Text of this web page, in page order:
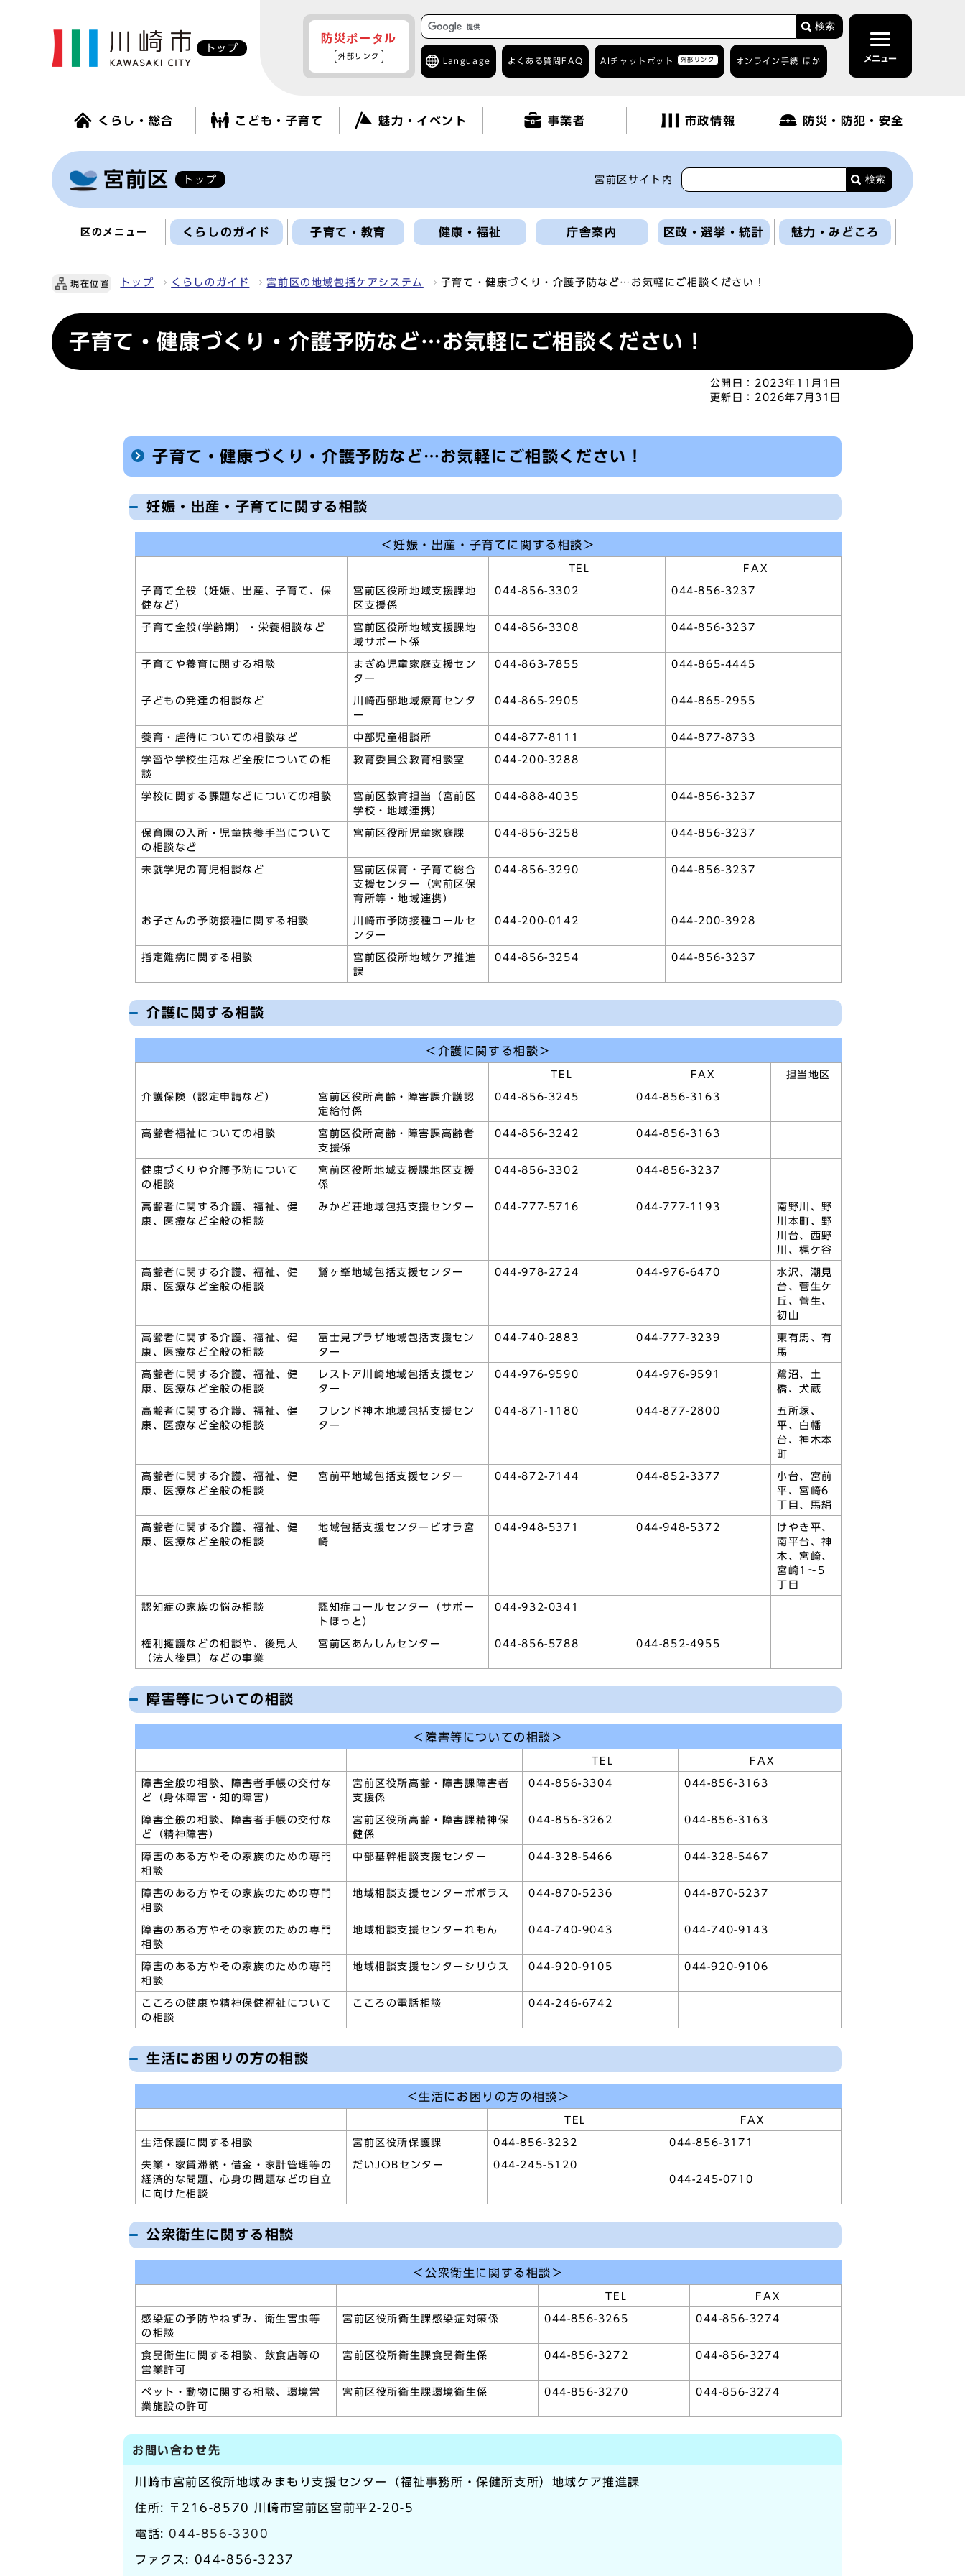
トップ
防災ポータル
外部リンク
検索
Language よくある質問 FAQ AIチャットボット 外部リンク オンライン手続 ほか メニュー
くらし・総合 こども・子育て 魅力・イベント 事業者 市政情報 防災・防犯・安全
宮前区 トップ 宮前区サイト内 検索
区のメニュー くらしのガイド 子育て・教育 健康・福祉 庁舎案内 区政・選挙・統計 魅力・みどころ
現在位置 トップ くらしのガイド 宮前区の地域包括ケアシステム 子育て・健康づくり・介護予防など…お気軽にご相談ください！
子育て・健康づくり・介護予防など…お気軽にご相談ください！
公開日： 2023年11月1日
更新日： 2026年7月31日
子育て・健康づくり・介護予防など…お気軽にご相談ください！
妊娠・出産・子育てに関する相談
＜妊娠・出産・子育てに関する相談＞
TEL FAX
子育て全般（妊娠、出産、子育て、保
健など）
宮前区役所地域支援課地
区支援係
044-856-3302 044-856-3237
子育て全般(学齢期）・栄養相談など
宮前区役所地域支援課地
域サポート係
044-856-3308 044-856-3237
子育てや養育に関する相談
まぎぬ児童家庭支援セン
ター
044-863-7855 044-865-4445
子どもの発達の相談など
川崎西部地域療育センタ
ー
044-865-2905 044-865-2955
養育・虐待についての相談など 中部児童相談所 044-877-8111 044-877-8733
学習や学校生活など全般についての相
談
教育委員会教育相談室 044-200-3288
学校に関する課題などについての相談
宮前区教育担当（宮前区
学校・地域連携）
044-888-4035 044-856-3237
保育園の入所・児童扶養手当について
の相談など
宮前区役所児童家庭課 044-856-3258 044-856-3237
未就学児の育児相談など
宮前区保育・子育て総合
支援センター（宮前区保
育所等・地域連携）
044-856-3290 044-856-3237
お子さんの予防接種に関する相談
川崎市予防接種コールセ
ンター
044-200-0142 044-200-3928
指定難病に関する相談
宮前区役所地域ケア推進
課
044-856-3254 044-856-3237
介護に関する相談
＜介護に関する相談＞
TEL FAX 担当地区
介護保険（認定申請など）
宮前区役所高齢・障害課介護認
定給付係
044-856-3245 044-856-3163
高齢者福祉についての相談
宮前区役所高齢・障害課高齢者
支援係
044-856-3242 044-856-3163
健康づくりや介護予防について
の相談
宮前区役所地域支援課地区支援
係
044-856-3302 044-856-3237
高齢者に関する介護、福祉、健
康、医療など全般の相談
みかど荘地域包括支援センター 044-777-5716 044-777-1193
南野川、野
川本町、野
川台、西野
川、梶ケ谷
高齢者に関する介護、福祉、健
康、医療など全般の相談
鷲ヶ峯地域包括支援センター 044-978-2724 044-976-6470
水沢、潮見
台、菅生ケ
丘、菅生、
初山
高齢者に関する介護、福祉、健
康、医療など全般の相談
富士見プラザ地域包括支援セン
ター
044-740-2883 044-777-3239
東有馬、有
馬
高齢者に関する介護、福祉、健
康、医療など全般の相談
レストア川崎地域包括支援セン
ター
044-976-9590 044-976-9591
鷺沼、土
橋、犬蔵
高齢者に関する介護、福祉、健
康、医療など全般の相談
フレンド神木地域包括支援セン
ター
044-871-1180 044-877-2800
五所塚、
平、白幡
台、神木本
町
高齢者に関する介護、福祉、健
康、医療など全般の相談
宮前平地域包括支援センター 044-872-7144 044-852-3377
小台、宮前
平、宮崎6
丁目、馬絹
高齢者に関する介護、福祉、健
康、医療など全般の相談
地域包括支援センタービオラ宮
崎
044-948-5371 044-948-5372
けやき平、
南平台、神
木、宮崎、
宮崎1～5
丁目
認知症の家族の悩み相談
認知症コールセンター（サポー
トほっと）
044-932-0341
権利擁護などの相談や、後見人
（法人後見）などの事業
宮前区あんしんセンター 044-856-5788 044-852-4955
障害等についての相談
＜障害等についての相談＞
TEL FAX
障害全般の相談、障害者手帳の交付な
ど（身体障害・知的障害）
宮前区役所高齢・障害課障害者
支援係
044-856-3304 044-856-3163
障害全般の相談、障害者手帳の交付な
ど（精神障害）
宮前区役所高齢・障害課精神保
健係
044-856-3262 044-856-3163
障害のある方やその家族のための専門
相談
中部基幹相談支援センター 044-328-5466 044-328-5467
障害のある方やその家族のための専門
相談
地域相談支援センターポポラス 044-870-5236 044-870-5237
障害のある方やその家族のための専門
相談
地域相談支援センターれもん 044-740-9043 044-740-9143
障害のある方やその家族のための専門
相談
地域相談支援センターシリウス 044-920-9105 044-920-9106
こころの健康や精神保健福祉について
の相談
こころの電話相談 044-246-6742
生活にお困りの方の相談
＜生活にお困りの方の相談＞
TEL FAX
生活保護に関する相談 宮前区役所保護課 044-856-3232 044-856-3171
失業・家賃滞納・借金・家計管理等の
経済的な問題、心身の問題などの自立
に向けた相談
だいJOBセンター
044-245-5120
044-245-0710
公衆衛生に関する相談
＜公衆衛生に関する相談＞
TEL FAX
感染症の予防やねずみ、衛生害虫等
の相談
宮前区役所衛生課感染症対策係 044-856-3265 044-856-3274
食品衛生に関する相談、飲食店等の
営業許可
宮前区役所衛生課食品衛生係 044-856-3272 044-856-3274
ペット・動物に関する相談、環境営
業施設の許可
宮前区役所衛生課環境衛生係 044-856-3270 044-856-3274
お問い合わせ先
川崎市宮前区役所地域みまもり支援センター（福祉事務所・保健所支所）地域ケア推進課
住所: 〒216-8570 川崎市宮前区宮前平2-20-5
電話: 044-856-3300
ファクス: 044-856-3237